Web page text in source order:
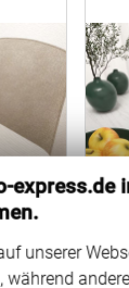
express.de
unserer
während